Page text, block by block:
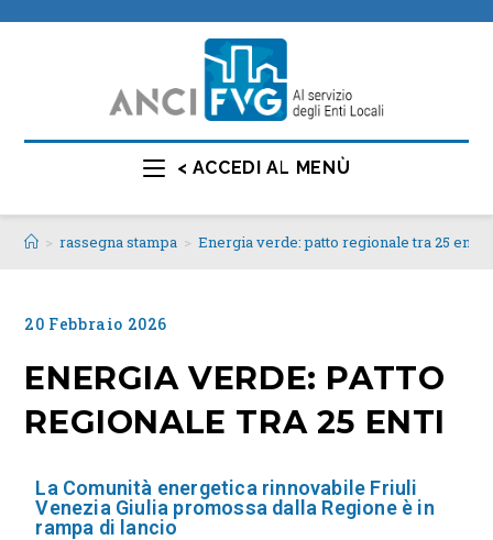
< ACCEDI AL MENÙ
> rassegna stampa > Energia verde: patto regionale tra 25 enti
20 Febbraio 2026
ENERGIA VERDE: PATTO
REGIONALE TRA 25 ENTI
La Comunità energetica rinnovabile Friuli
Venezia Giulia promossa dalla Regione è in
rampa di lancio